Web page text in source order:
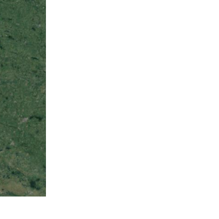
mondiale